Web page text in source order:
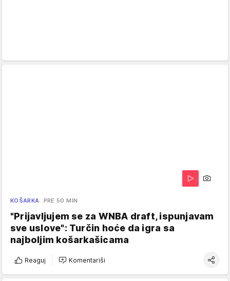
KOŠARKA PRE 50 MIN
"Prijavljujem se za WNBA draft, ispunjavam
sve uslove": Turčin hoće da igra sa
najboljim košarkašicama
Reaguj Komentariši